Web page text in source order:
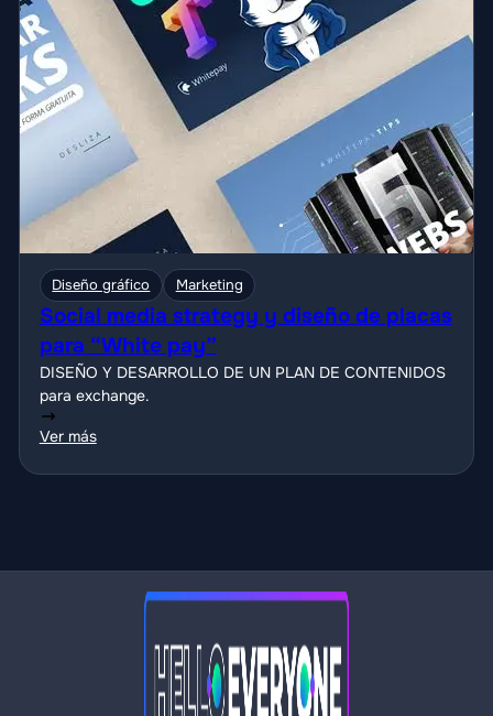
Diseño gráfico Marketing
Social media strategy y diseño de placas
para “White pay”
DISEÑO Y DESARROLLO DE UN PLAN DE CONTENIDOS
para exchange.
Ver más